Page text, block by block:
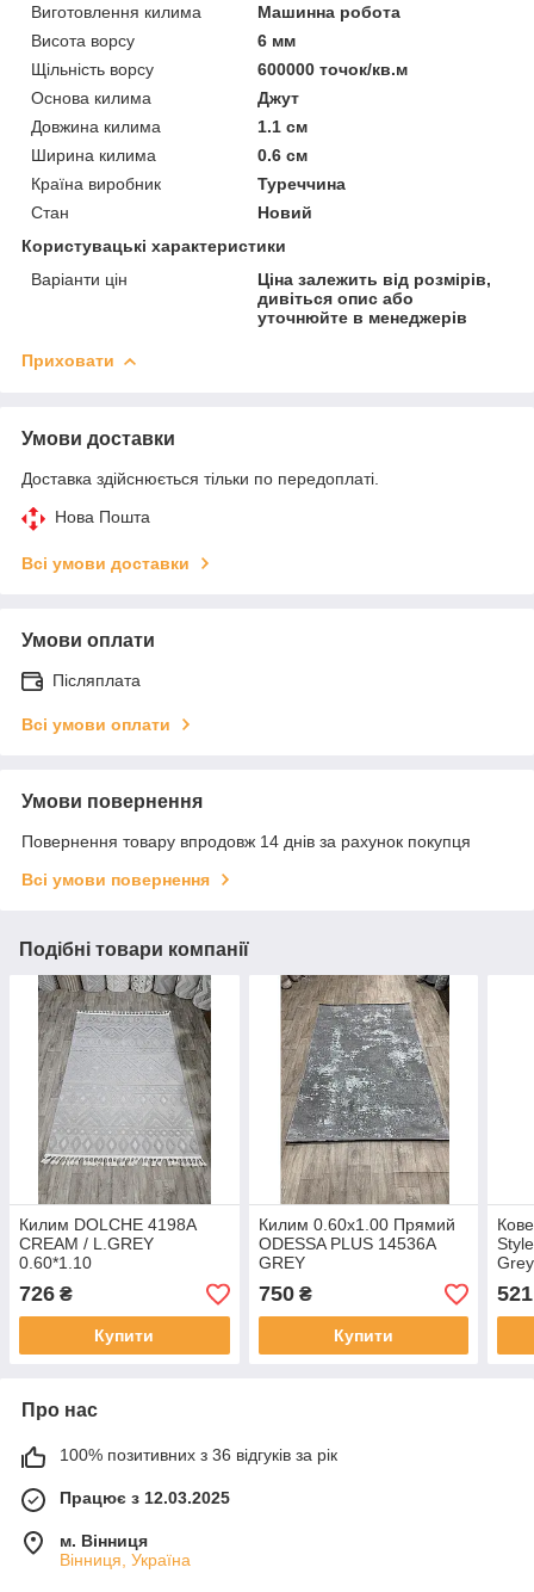
Виготовлення килима
Машинна робота
Висота ворсу
6 мм
Щільність ворсу
600000 точок/кв.м
Основа килима
Джут
Довжина килима
1.1 см
Ширина килима
0.6 см
Країна виробник
Туреччина
Стан
Новий
Користувацькі характеристики
Варіанти цін
Ціна залежить від розмірів,
дивіться опис або
уточнюйте в менеджерів
Приховати
Умови доставки
Доставка здійснюється тільки по передоплаті.
Нова Пошта
Всі умови доставки
Умови оплати
Післяплата
Всі умови оплати
Умови повернення
Повернення товару впродовж 14 днів за рахунок покупця
Всі умови повернення
Подібні товари компанії
Килим DOLCHE 4198A
CREAM / L.GREY
0.60*1.10
726 ₴
Купити
Килим 0.60х1.00 Прямий
ODESSA PLUS 14536A
GREY
750₴
Купити
Grey
521
Про нас
100% позитивних з 36 відгуків за рік
Працює з 12.03.2025
м. Вінниця
Вінниця, Україна